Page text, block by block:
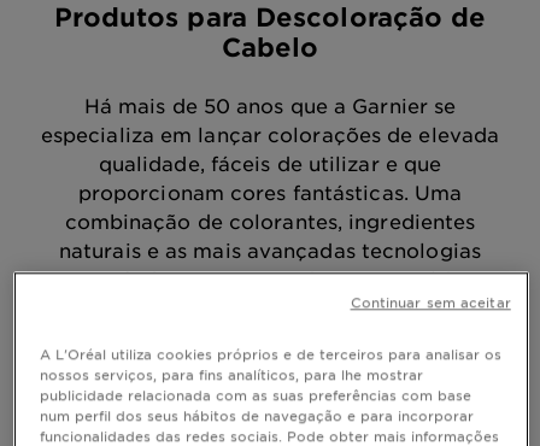
Produtos para Descoloração de
Cabelo
Há mais de 50 anos que a Garnier se
especializa em lançar colorações de elevada
qualidade, fáceis de utilizar e que
proporcionam cores fantásticas. Uma
combinação de colorantes, ingredientes
naturais e as mais avançadas tecnologias
com eficácia comprovada para a saúde e
beleza do teu cabelo. Para qualquer escolha
realçar a sua cor natural ou mudar
radicalmente de look, Garnier tem a
coloração para ti
A L'Oréal utiliza cookies próprios e de terceiros para analisar os
nossos serviços, para fins analíticos, para lhe mostrar
publicidade relacionada com as suas preferências com base
num perfil dos seus hábitos de navegação e para incorporar
funcionalidades das redes sociais. Pode obter mais informações
Continuar sem aceitar